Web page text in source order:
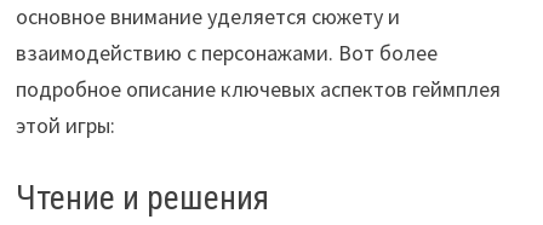
основное внимание уделяется сюжету и
взаимодействию с персонажами. Вот более
подробное описание ключевых аспектов геймплея
этой игры:
Чтение и решения